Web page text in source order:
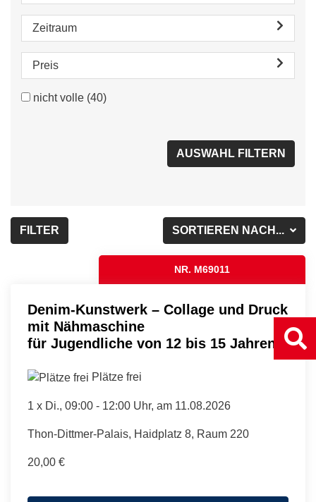
Zeitraum
Preis
nicht volle (40)
SORTIEREN NACH...
FILTER
NR. M69011
Denim-Kunstwerk – Collage und Druck
mit Nähmaschine
für Jugendliche von 12 bis 15 Jahren
Plätze frei
1 x Di., 09:00 - 12:00 Uhr, am 11.08.2026
Thon-Dittmer-Palais, Haidplatz 8, Raum 220
20,00 €